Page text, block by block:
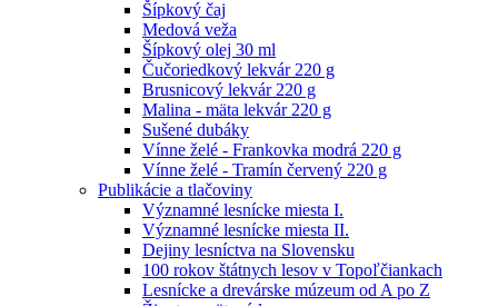
Šípkový čaj
Medová veža
Šípkový olej 30 ml
Čučoriedkový lekvár 220 g
Brusnicový lekvár 220 g
Malina - mäta lekvár 220 g
Sušené dubáky
Vínne želé - Frankovka modrá 220 g
Vínne želé - Tramín červený 220 g
Publikácie a tlačoviny
Významné lesnícke miesta I.
Významné lesnícke miesta II.
Dejiny lesníctva na Slovensku
100 rokov štátnych lesov v Topoľčiankach
Lesnícke a drevárske múzeum od A po Z